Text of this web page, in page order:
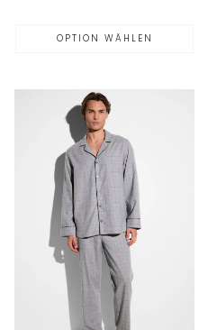
OPTION WÄHLEN